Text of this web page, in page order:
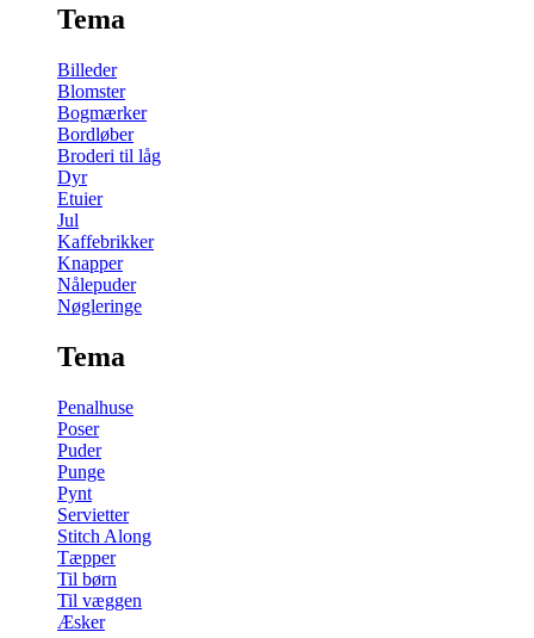
Tema
Billeder
Blomster
Bogmærker
Bordløber
Broderi til låg
Dyr
Etuier
Jul
Kaffebrikker
Knapper
Nålepuder
Nøgleringe
Tema
Penalhuse
Poser
Puder
Punge
Pynt
Servietter
Stitch Along
Tæpper
Til børn
Til væggen
Æsker